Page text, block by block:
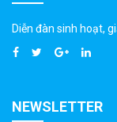
Diễn đàn sinh hoạt,
NEWSLETTER